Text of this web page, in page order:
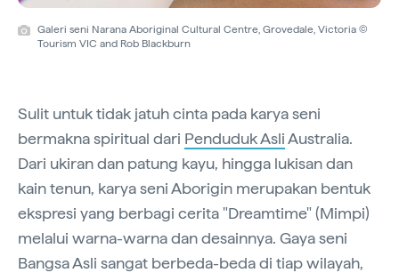
Galeri seni Narana Aboriginal Cultural Centre, Grovedale, Victoria ©
Tourism VIC and Rob Blackburn
Sulit untuk tidak jatuh cinta pada karya seni
bermakna spiritual dari Penduduk AsliAustralia.
Dari ukiran dan patung kayu, hingga lukisan dan
kain tenun, karya seni Aborigin merupakan bentuk
ekspresi yang berbagi cerita "Dreamtime" (Mimpi)
melalui warna-warna dan desainnya. Gaya seni
Bangsa Asli sangat berbeda-beda di tiap wilayah,